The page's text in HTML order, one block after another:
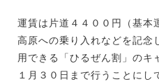
運賃は片道４４００円（基本
高原への乗り入れなどを記念
用できる「ひるぜん割」のキ
１月３０日まで行うことにし